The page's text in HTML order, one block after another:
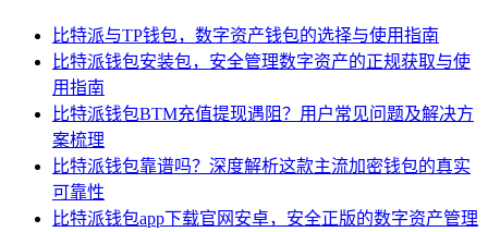
比特派与TP钱包，数字资产钱包的选择与使用指南
比特派钱包安装包，安全管理数字资产的正规获取与使
用指南
比特派钱包BTM充值提现遇阻？用户常见问题及解决方
案梳理
比特派钱包靠谱吗？深度解析这款主流加密钱包的真实
可靠性
比特派钱包app下载官网安卓，安全正版的数字资产管理